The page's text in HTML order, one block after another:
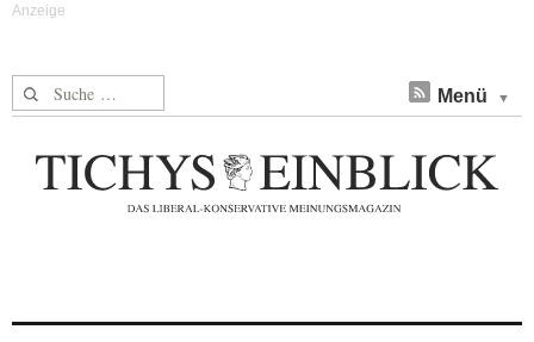
Suche nach: Menü